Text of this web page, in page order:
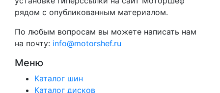
рядом с опубликованным материалом.
По любым вопросам вы можете написать нам
на почту: info@motorshef.ru
Меню
Каталог шин
Каталог дисков